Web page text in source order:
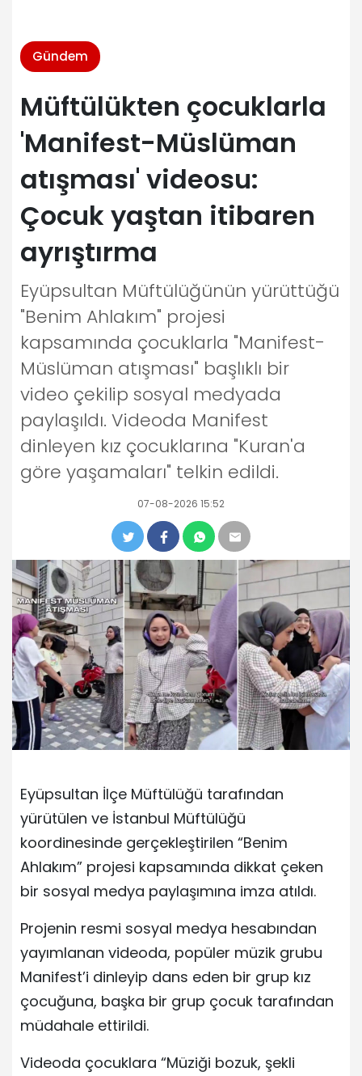
Gündem
Müftülükten çocuklarla
'Manifest-Müslüman
atışması' videosu:
Çocuk yaştan itibaren
ayrıştırma
Eyüpsultan Müftülüğünün yürüttüğü
"Benim Ahlakım" projesi
kapsamında çocuklarla "Manifest-
Müslüman atışması" başlıklı bir
video çekilip sosyal medyada
paylaşıldı. Videoda Manifest
dinleyen kız çocuklarına "Kuran'a
göre yaşamaları" telkin edildi.
07-08-2026 15:52
Eyüpsultan İlçe Müftülüğü tarafından
yürütülen ve İstanbul Müftülüğü
koordinesinde gerçekleştirilen “Benim
Ahlakım” projesi kapsamında dikkat çeken
bir sosyal medya paylaşımına imza atıldı.
Projenin resmi sosyal medya hesabından
yayımlanan videoda, popüler müzik grubu
Manifest’i dinleyip dans eden bir grup kız
çocuğuna, başka bir grup çocuk tarafından
müdahale ettirildi.
Videoda çocuklara “Müziği bozuk, şekli